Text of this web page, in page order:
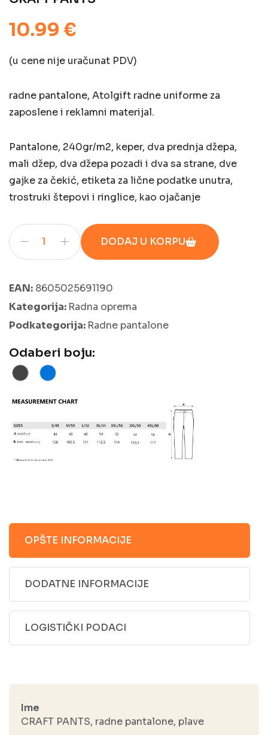
10.99 €
(u cene nije uračunat PDV)
radne pantalone, Atolgift radne uniforme za
zaposlene i reklamni materijal.
Pantalone, 240gr/m2, keper, dva prednja džepa,
mali džep, dva džepa pozadi i dva sa strane, dve
gajke za čekić, etiketa za lične podatke unutra,
trostruki štepovi i ringlice, kao ojačanje
DODAJ U KORPU
EAN: 8605025691190
Kategorija: Radna oprema
Podkategorija: Radne pantalone
Odaberi boju:
OPŠTE INFORMACIJE
DODATNE INFORMACIJE
LOGISTIČKI PODACI
Ime
CRAFT PANTS, radne pantalone, plave